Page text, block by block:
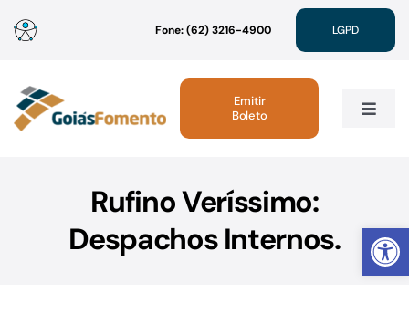
Abrir
para
conteúdo
Fone: (62) 3216-4900 LGPD
Toggle
Linhas de Crédito
Emitir
Boleto
Rufino Veríssimo:
Despachos Internos.